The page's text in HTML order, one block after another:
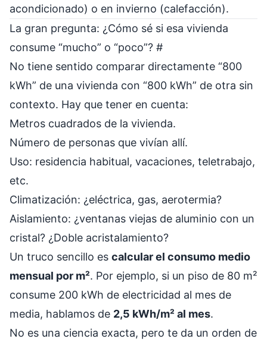
acondicionado) o en invierno (calefacción).
La gran pregunta: ¿Cómo sé si esa vivienda
consume “mucho” o “poco”? #
No tiene sentido comparar directamente “800
kWh” de una vivienda con “800 kWh” de otra sin
contexto. Hay que tener en cuenta:
Metros cuadrados de la vivienda.
Número de personas que vivían allí.
Uso: residencia habitual, vacaciones, teletrabajo,
etc.
Climatización: ¿eléctrica, gas, aerotermia?
Aislamiento: ¿ventanas viejas de aluminio con un
cristal? ¿Doble acristalamiento?
Un truco sencillo es calcular el consumo medio
mensual por m². Por ejemplo, si un piso de 80 m²
consume 200 kWh de electricidad al mes de
media, hablamos de 2,5 kWh/m² al mes.
No es una ciencia exacta, pero te da un orden de